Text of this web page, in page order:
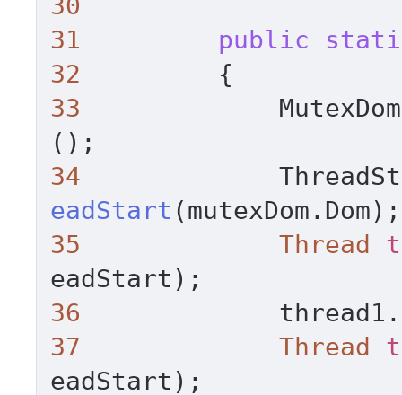
31
public
32
33 MutexDom
34 ThreadStart
eadStart
35
Thread
36
37
Thread